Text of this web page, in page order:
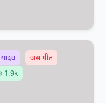
जस गीत
1.9k